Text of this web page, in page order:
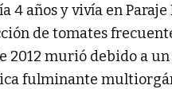
4 años y vivía en
de tomates
2012 murió debido a
fulminante